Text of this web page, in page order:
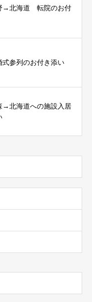
→北海道 転院のお付
式参列のお付き添い
→北海道への施設入居